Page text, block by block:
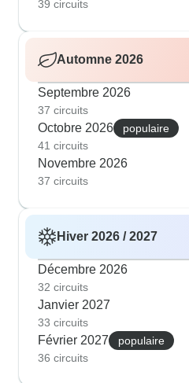
39 circuits
Automne 2026
Septembre 2026
37 circuits
Octobre 2026
populaire
41 circuits
Novembre 2026
37 circuits
Hiver 2026 / 2027
Décembre 2026
32 circuits
Janvier 2027
33 circuits
Février 2027
populaire
36 circuits